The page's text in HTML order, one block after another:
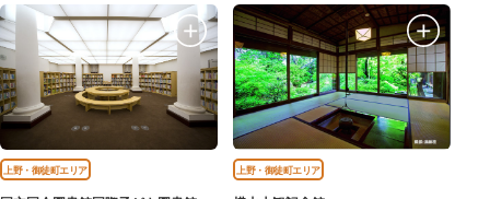
上野・御徒町エリア 上野・御徒町エリア